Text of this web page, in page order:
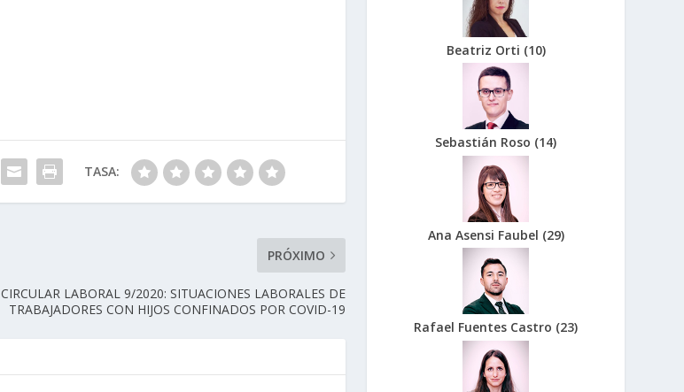
TASA:
PRÓXIMO
CIRCULAR LABORAL 9/2020: SITUACIONES LABORALES DE
TRABAJADORES CON HIJOS CONFINADOS POR COVID-19
Beatriz Orti (10)
Sebastián Roso (14)
Ana Asensi Faubel (29)
Rafael Fuentes Castro (23)